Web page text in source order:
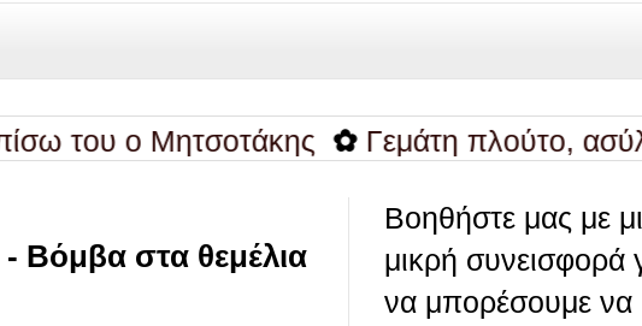
ο Μητσοτάκης ✿ Γεμάτη πλούτο,
Βόμβα στα θεμέλια
Βοηθήστε μας με
μικρή συνεισφορά
να μπορέσουμε να